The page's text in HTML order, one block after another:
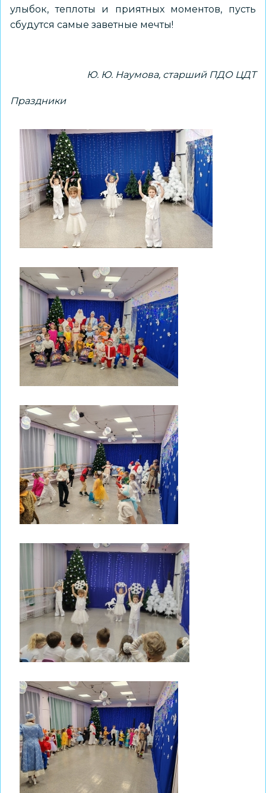
улыбок, теплоты и приятных моментов, пусть
сбудутся самые заветные мечты!
Ю. Ю. Наумова, старший ПДО ЦДТ
Праздники